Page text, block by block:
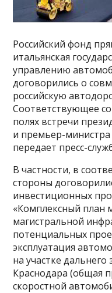
Российский фонд
итальянская
управлению
договорились о
российскую
Соответствующее
полях встречи
и премьер-
передает пресс-
В частности, в
стороны
инвестиционных
«Комплексный план
магистральной
потенциальных
эксплуатация
на участке дальнего
Краснодара (общая
скоростной